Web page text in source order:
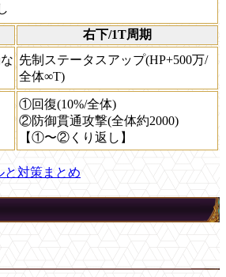
右下/1T周期
先制ステータスアップ(HP+500万/
全体∞T)
①回復(10%/全体)
②防御貫通攻撃(全体約2000)
【①〜②くり返し】
対策まとめ